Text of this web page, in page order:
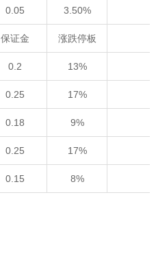
0.05 3.50%
保证金 涨跌停板
0.2 13%
0.25 17%
0.18 9%
0.25 17%
0.15 8%